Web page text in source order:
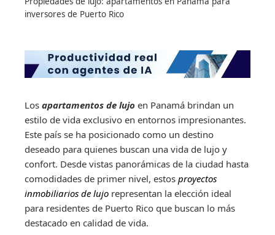
inversores de Puerto Rico
Los apartamentos de lujo en Panamá brindan un
estilo de vida exclusivo en entornos impresionantes.
Este país se ha posicionado como un destino
deseado para quienes buscan una vida de lujo y
confort. Desde vistas panorámicas de la ciudad hasta
comodidades de primer nivel, estos proyectos
inmobiliarios de lujo representan la elección ideal
para residentes de Puerto Rico que buscan lo más
destacado en calidad de vida.